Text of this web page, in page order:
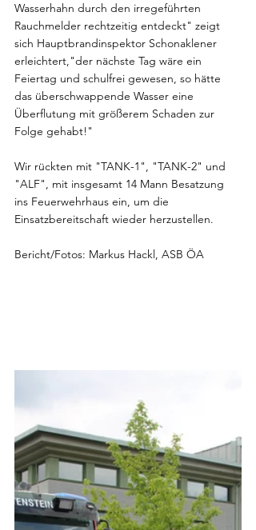
Wasserhahn durch den irregeführten
Rauchmelder rechtzeitig entdeckt" zeigt
sich Hauptbrandinspektor Schonaklener
erleichtert,"der nächste Tag wäre ein
Feiertag und schulfrei gewesen, so hätte
das überschwappende Wasser eine
Überflutung mit größerem Schaden zur
Folge gehabt!"
Wir rückten mit "TANK-1", "TANK-2" und
"ALF", mit insgesamt 14 Mann Besatzung
ins Feuerwehrhaus ein, um die
Einsatzbereitschaft wieder herzustellen.
Bericht/Fotos: Markus Hackl, ASB ÖA